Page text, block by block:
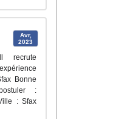
Avr,
2023
recrute
Bonne
:
: Sfax